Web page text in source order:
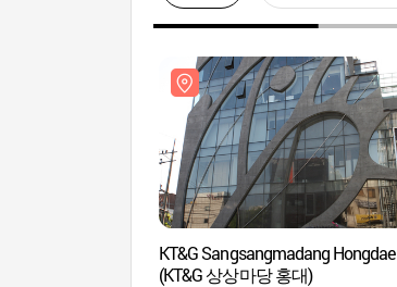
KT&G Sangsangmadang Hongdae
(KT&G 상상마당 홍대)